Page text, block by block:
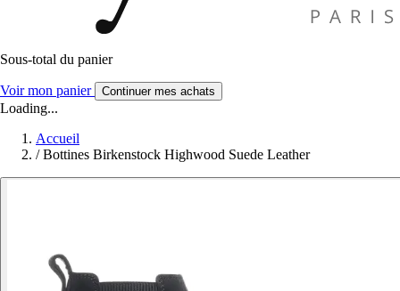
Sous-total du panier
Voir mon panier Continuer mes achats
Loading...
Accueil
/ Bottines Birkenstock Highwood Suede Leather